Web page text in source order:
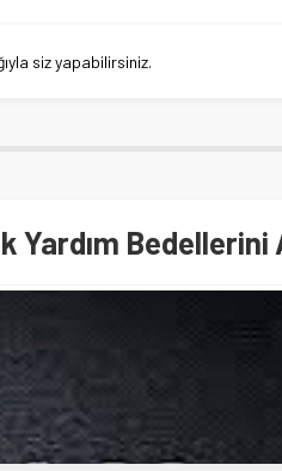
siz yapabilirsiniz.
Yardım Bedellerini